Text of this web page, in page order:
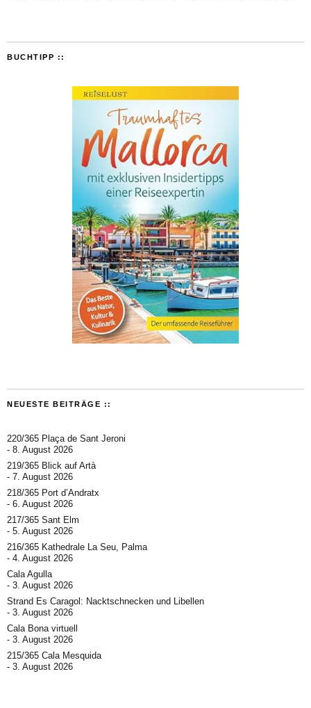
BUCHTIPP ::
NEUESTE BEITRÄGE ::
220/365 Plaça de Sant Jeroni
8. August 2026
219/365 Blick auf Artà
7. August 2026
218/365 Port d’Andratx
6. August 2026
217/365 Sant Elm
5. August 2026
216/365 Kathedrale La Seu, Palma
4. August 2026
Cala Agulla
3. August 2026
Strand Es Caragol: Nacktschnecken und Libellen
3. August 2026
Cala Bona virtuell
3. August 2026
215/365 Cala Mesquida
3. August 2026